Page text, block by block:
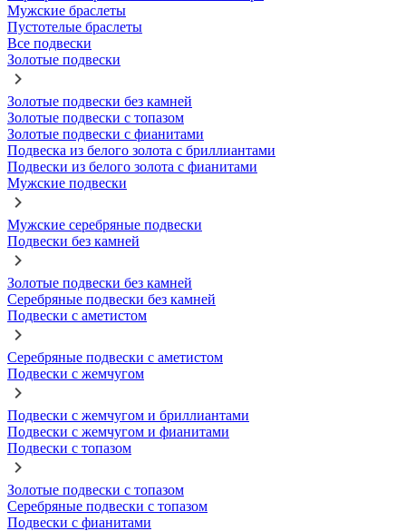
Мужские браслеты
Пустотелые браслеты
Все подвески
Золотые подвески
Золотые подвески без камней
Золотые подвески с топазом
Золотые подвески с фианитами
Подвеска из белого золота с бриллиантами
Подвески из белого золота с фианитами
Мужские подвески
Мужские серебряные подвески
Подвески без камней
Золотые подвески без камней
Серебряные подвески без камней
Подвески с аметистом
Серебряные подвески с аметистом
Подвески с жемчугом
Подвески с жемчугом и бриллиантами
Подвески с жемчугом и фианитами
Подвески с топазом
Золотые подвески с топазом
Серебряные подвески с топазом
Подвески с фианитами